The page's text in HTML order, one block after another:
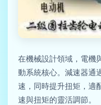
在機械設計領域，電機
動系統核心。減速器通
速，同時提升扭矩，適
速與扭矩的靈活調節。